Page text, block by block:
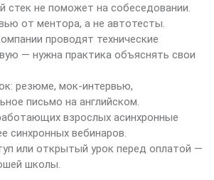
стек не поможет на собеседовании.
от ментора, а не автотесты.
проводят технические
— нужна практика объяснять свои
резюме, мок-интервью,
письмо на английском.
взрослых асинхронные
синхронных вебинаров.
или открытый урок перед оплатой —
школы.